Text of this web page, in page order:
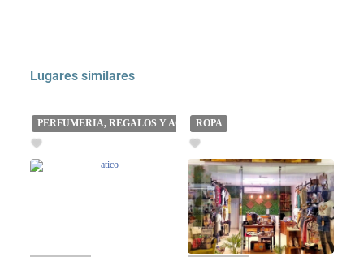
Lugares similares
PERFUMERIA, REGALOS Y ACCESORIOS
ROPA